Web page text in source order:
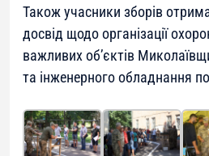
Також учасники зборів
досвід щодо організації
важливих об’єктів
та інженерного обладнання